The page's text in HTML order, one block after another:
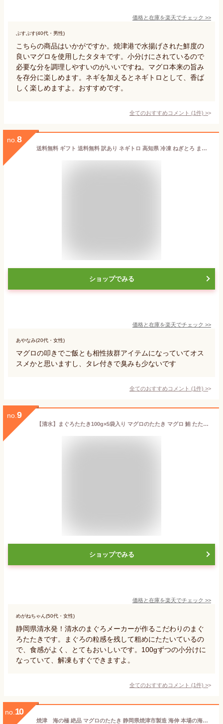
価格と在庫を楽天でチェック >>
ぷすぷす(40代・男性)
こちらの商品はいかがですか。焼津港で水揚げされた鮮度の
良いマグロを使用したタタキです。小分けにされているので
必要な分を調理しやすいのがいいですね。マグロ本来の旨み
を存分に楽しめます。ネギを加えるとネギトロとして、香ば
しく楽しめますよ。おすすめです。
全てのおすすめコメント (1件) >
no. 8
送料無料 ギフト 送料無料 訳あり ネギトロ 高知県 冷凍 ねぎとろ まぐろたたき まぐろのたたき 2kg 1袋500g プレゼント 魚 お取り寄せ 海鮮丼 贈り物 お礼 内祝い お返し 小分け ネギトロ丼 まぐろ マグロ おつまみ 食べ物 お礼 内祝い
ショップでみる
価格と在庫を楽天でチェック >>
あやなみ(20代・女性)
マグロの叩きでご飯とも相性抜群アイテムになっていてオス
スメかと思いますし、タレ付きで臭みも少ないです
全てのおすすめコメント (1件) >
no. 9
【清水】まぐろたたき100g×5袋入り マグロのたたき マグロ 鮪 たたき パック セット 冷凍 まぐろのたたき 海鮮 海鮮丼 お取り寄せ グルメ お取り寄せグルメ おうち時間 おうちじかん ごはん ご飯のお供 家族 プレゼント
ショップでみる
価格と在庫を楽天でチェック >>
めがねちゃん(50代・女性)
静岡県清水発！清水のまぐろメーカーが作るこだわりのまぐ
ろたたきです。まぐろの粒感を残して粗めにたたいているの
で、食感がよく、とてもおいしいです。100gずつの小分けに
なっていて、解凍もすぐできますよ。
全てのおすすめコメント (1件) >
no. 10
焼津 海の極 絶品 マグロのたたき 静岡県焼津市製造 海伸 本場の海鮮グルメ キハダマグロ ネギトロ お刺身 海鮮丼にも 天然 新鮮 冷凍 ねぎとろ 小分け 300g〜1kg 100gパック 3パック 6パック 10パック